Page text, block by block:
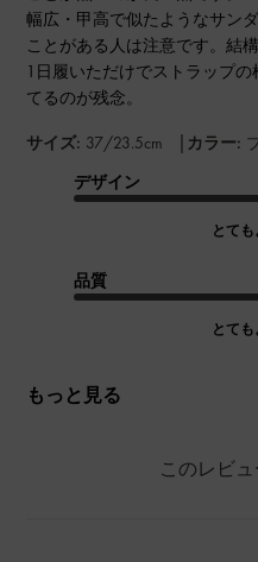
幅広・甲高で似たようなサン
ことがある人は注意です。結
1日履いただけでストラップ
てるのが残念。
サイズ: 37/23.5cm | カラー:
デザイン
とて
品質
とて
もっと見る
このレビ